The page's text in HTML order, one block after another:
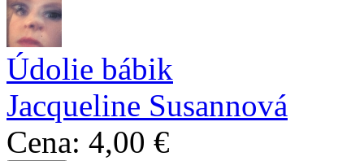
Údolie bábik
Jacqueline Susannová
Cena: 4,00 €